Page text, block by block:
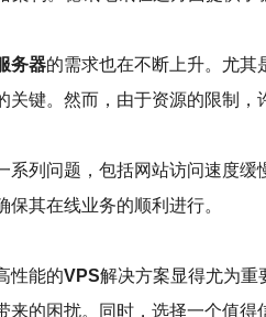
务器的需求也在不断上升。尤其
关键。然而，由于资源的限制，
系列问题，包括网站访问速度
其在线业务的顺利进行。
性能的VPS解决方案显得尤为重
的困扰。同时，选择一个值